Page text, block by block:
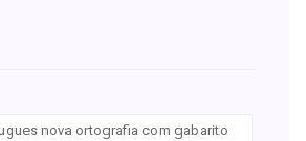
nova ortografia com gabarito